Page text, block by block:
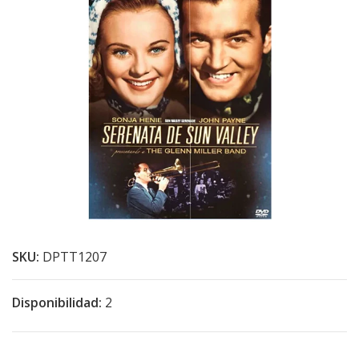
SKU: DPTT1207
Disponibilidad: 2